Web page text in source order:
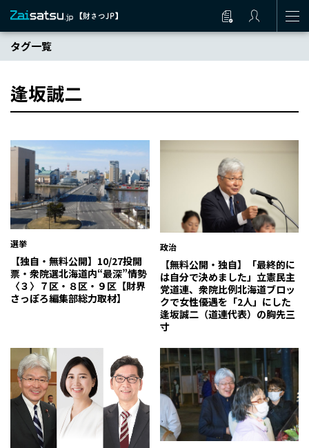
タグ一覧
逢坂誠二
選挙
【独自・無料公開】10/27投開
票・衆院選北海道内“最深”情勢
〈３〉７区・８区・９区【財界
さっぽろ編集部総力取材】
政治
【無料公開・独自】「最終的に
は自分で決めました」立憲民主
党道連、衆院比例北海道ブロッ
クで女性優遇を「2人」にした
逢坂誠二（道連代表）の胸先三
寸